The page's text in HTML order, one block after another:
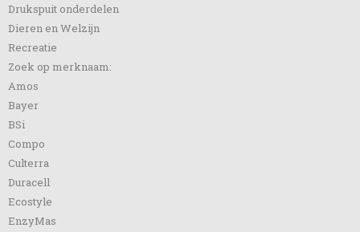
Drukspuit onderdelen
Dieren en Welzijn
Recreatie
Zoek op merknaam:
Amos
Bayer
BSi
Compo
Culterra
Duracell
Ecostyle
EnzyMas